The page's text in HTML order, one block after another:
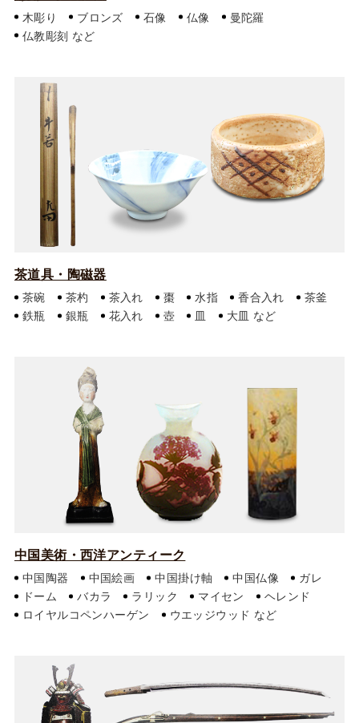
木彫り ブロンズ 石像 仏像
曼陀羅
仏教彫刻
茶道具・陶磁器
茶碗 茶杓 茶入れ 棗 水指 香合入れ
茶釜
鉄瓶
銀瓶 花入れ 壺 皿 大皿
中国美術・西洋アンティーク
中国陶器 中国絵画 中国掛け軸 中国仏像
ガレ
ドーム
バカラ ラリック マイセン
ヘレンド
ロイヤルコペンハーゲン
ウエッジウッド